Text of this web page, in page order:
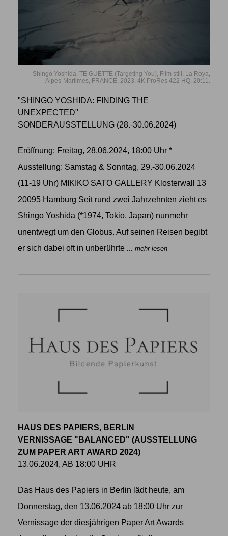
Shingo Yoshida, TE GUETTE (Targeting You), Film still, La Roya,
Alpes-Martimes, FRANCE, 2023, 4K ProRes 422 HQ, 20:11.
"SHINGO YOSHIDA: FINDING THE
UNEXPECTED"
SONDERAUSSTELLUNG (28.-30.06.2024)
Eröffnung: Freitag, 28.06.2024, 18:00 Uhr *
Ausstellung: Samstag & Sonntag, 29.-30.06.2024
(11-19 Uhr) MIKIKO SATO GALLERY Klosterwall 13
20095 Hamburg Seit rund zwei Jahrzehnten zieht es
Shingo Yoshida (*1974, Tokio, Japan) nunmehr
unentwegt um den Globus. Auf seinen Reisen begibt
er sich dabei oft in unberührte ... mehr lesen
HAUS DES PAPIERS, BERLIN
VERNISSAGE "BALANCED" (AUSSTELLUNG
ZUM PAPER ART AWARD 2024)
13.06.2024, AB 18:00 UHR
Das Haus des Papiers in Berlin lädt heute, am
Donnerstag, den 13.06.2024 ab 18:00 Uhr zur
Vernissage der diesjährigen Paper Art Awards